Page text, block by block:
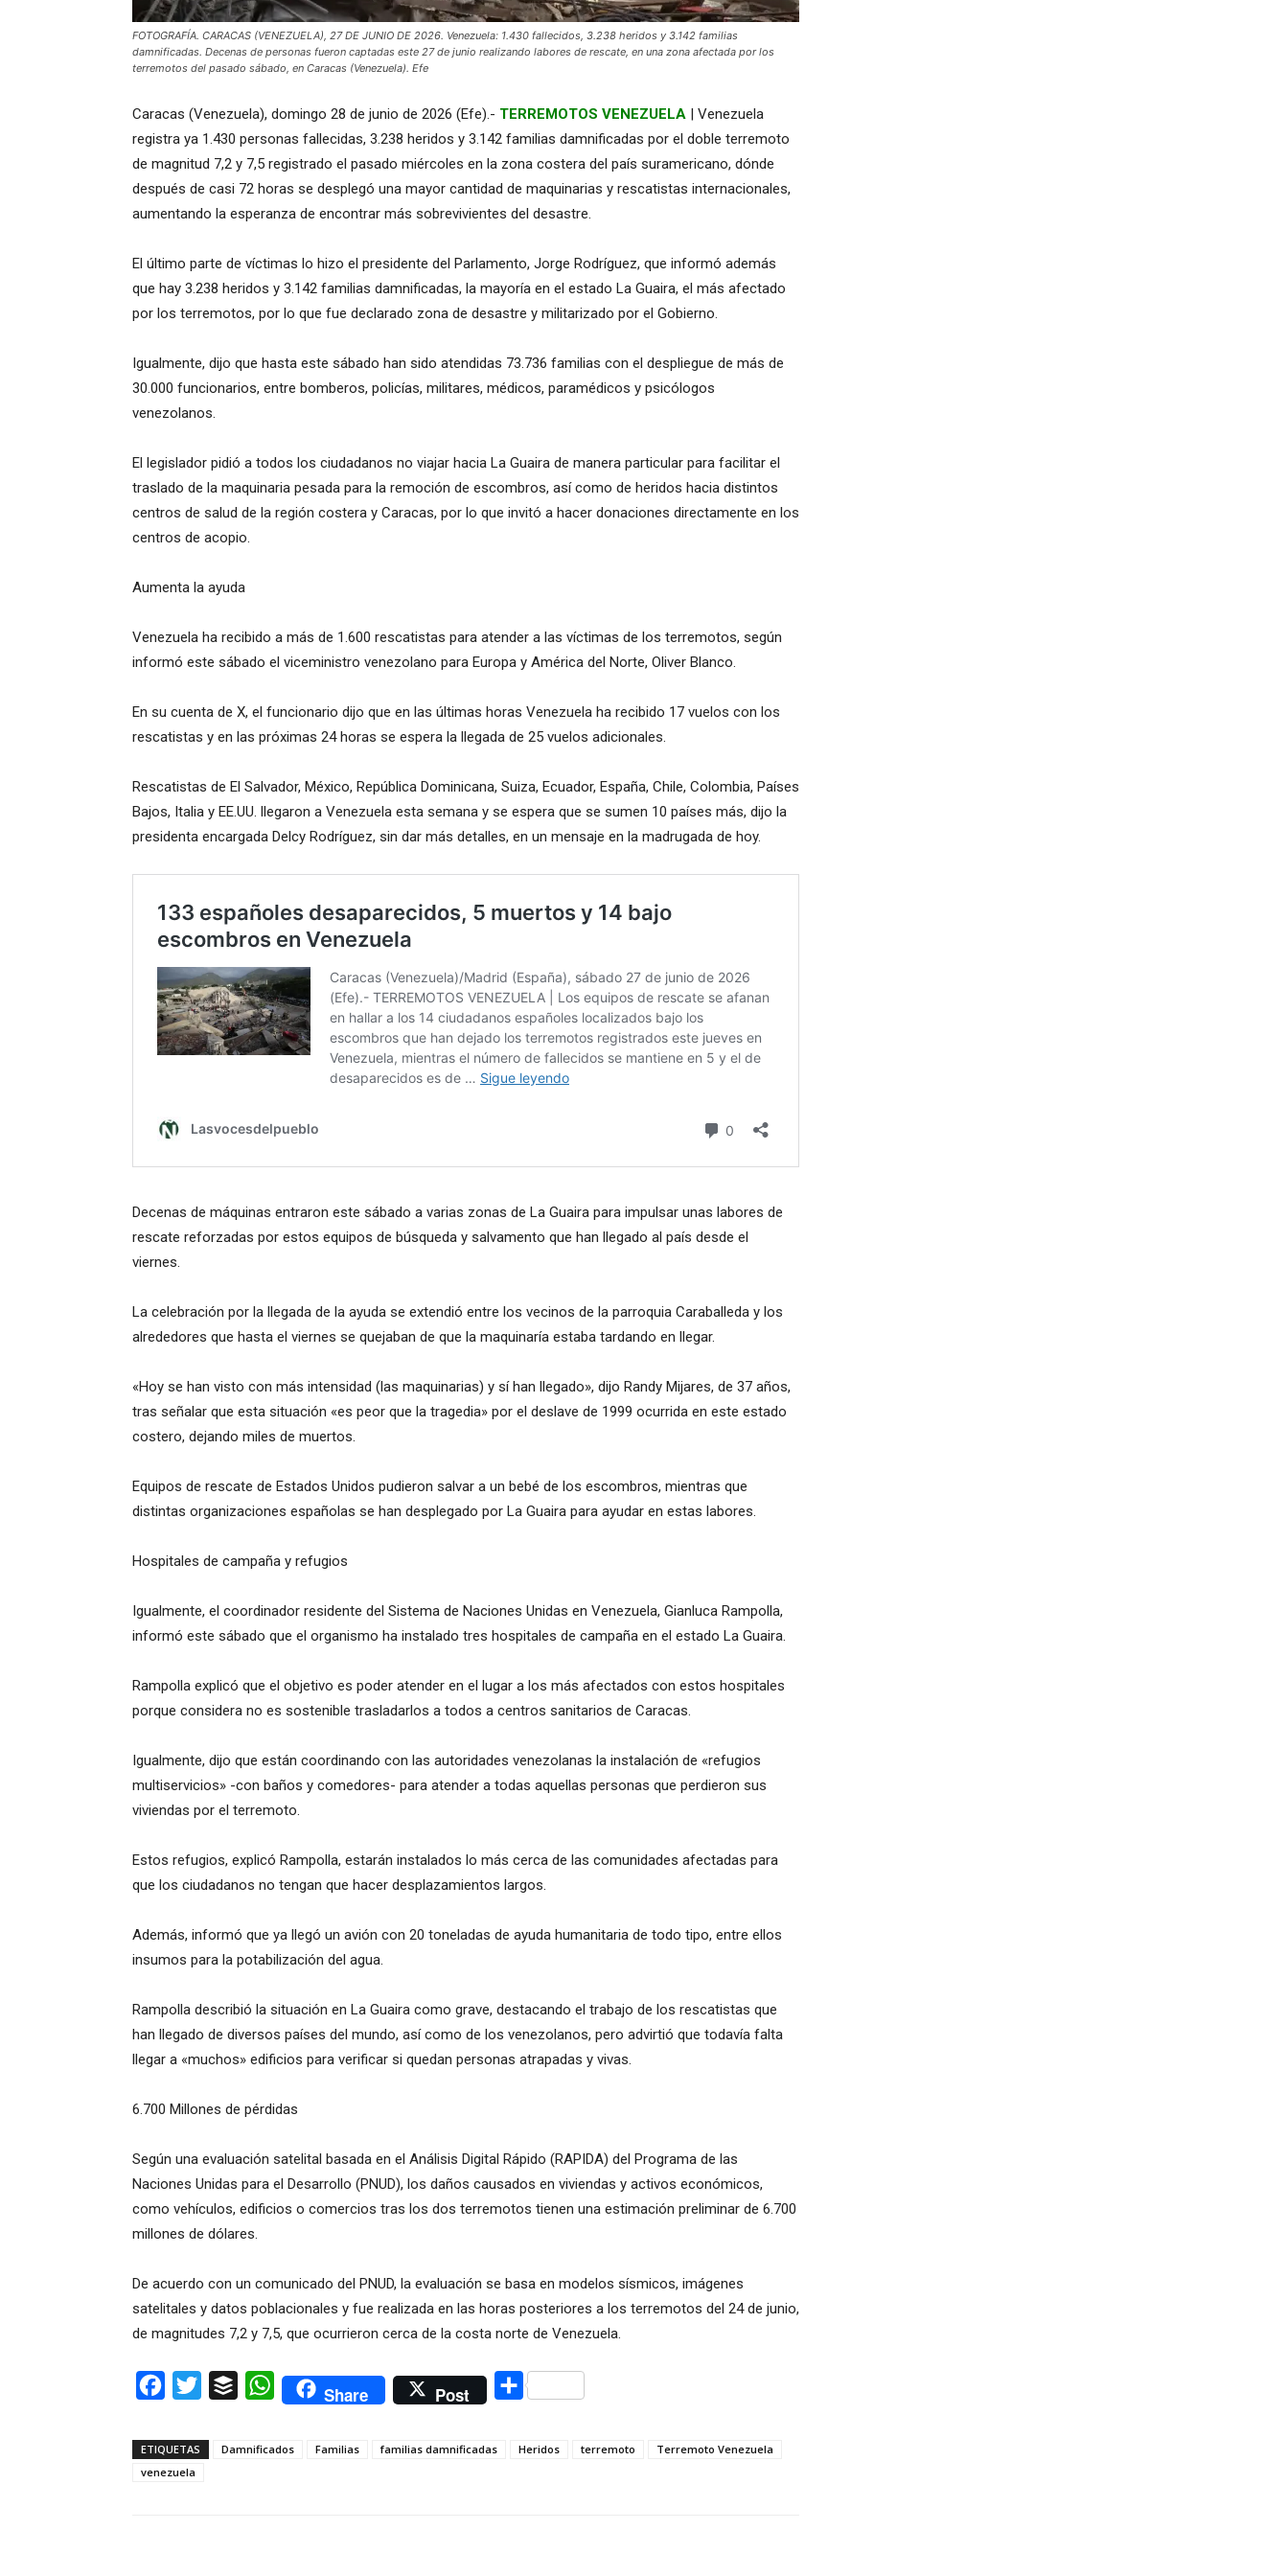
FOTOGRAFÍA. CARACAS (VENEZUELA), 27 DE JUNIO DE 2026. Venezuela: 1.430 fallecidos, 3.238 heridos y 3.142 familias
damnificadas. Decenas de personas fueron captadas este 27 de junio realizando labores de rescate, en una zona afectada por los
terremotos del pasado sábado, en Caracas (Venezuela). Efe
Caracas (Venezuela), domingo 28 de junio de 2026 (Efe).- TERREMOTOS VENEZUELA | Venezuela
registra ya 1.430 personas fallecidas, 3.238 heridos y 3.142 familias damnificadas por el doble terremoto
de magnitud 7,2 y 7,5 registrado el pasado miércoles en la zona costera del país suramericano, dónde
después de casi 72 horas se desplegó una mayor cantidad de maquinarias y rescatistas internacionales,
aumentando la esperanza de encontrar más sobrevivientes del desastre.
El último parte de víctimas lo hizo el presidente del Parlamento, Jorge Rodríguez, que informó además
que hay 3.238 heridos y 3.142 familias damnificadas, la mayoría en el estado La Guaira, el más afectado
por los terremotos, por lo que fue declarado zona de desastre y militarizado por el Gobierno.
Igualmente, dijo que hasta este sábado han sido atendidas 73.736 familias con el despliegue de más de
30.000 funcionarios, entre bomberos, policías, militares, médicos, paramédicos y psicólogos
venezolanos.
El legislador pidió a todos los ciudadanos no viajar hacia La Guaira de manera particular para facilitar el
traslado de la maquinaria pesada para la remoción de escombros, así como de heridos hacia distintos
centros de salud de la región costera y Caracas, por lo que invitó a hacer donaciones directamente en los
centros de acopio.
Aumenta la ayuda
Venezuela ha recibido a más de 1.600 rescatistas para atender a las víctimas de los terremotos, según
informó este sábado el viceministro venezolano para Europa y América del Norte, Oliver Blanco.
En su cuenta de X, el funcionario dijo que en las últimas horas Venezuela ha recibido 17 vuelos con los
rescatistas y en las próximas 24 horas se espera la llegada de 25 vuelos adicionales.
Rescatistas de El Salvador, México, República Dominicana, Suiza, Ecuador, España, Chile, Colombia, Países
Bajos, Italia y EE.UU. llegaron a Venezuela esta semana y se espera que se sumen 10 países más, dijo la
presidenta encargada Delcy Rodríguez, sin dar más detalles, en un mensaje en la madrugada de hoy.
Decenas de máquinas entraron este sábado a varias zonas de La Guaira para impulsar unas labores de
rescate reforzadas por estos equipos de búsqueda y salvamento que han llegado al país desde el
viernes.
La celebración por la llegada de la ayuda se extendió entre los vecinos de la parroquia Caraballeda y los
alrededores que hasta el viernes se quejaban de que la maquinaría estaba tardando en llegar.
«Hoy se han visto con más intensidad (las maquinarias) y sí han llegado», dijo Randy Mijares, de 37 años,
tras señalar que esta situación «es peor que la tragedia» por el deslave de 1999 ocurrida en este estado
costero, dejando miles de muertos.
Equipos de rescate de Estados Unidos pudieron salvar a un bebé de los escombros, mientras que
distintas organizaciones españolas se han desplegado por La Guaira para ayudar en estas labores.
Hospitales de campaña y refugios
Igualmente, el coordinador residente del Sistema de Naciones Unidas en Venezuela, Gianluca Rampolla,
informó este sábado que el organismo ha instalado tres hospitales de campaña en el estado La Guaira.
Rampolla explicó que el objetivo es poder atender en el lugar a los más afectados con estos hospitales
porque considera no es sostenible trasladarlos a todos a centros sanitarios de Caracas.
Igualmente, dijo que están coordinando con las autoridades venezolanas la instalación de «refugios
multiservicios» -con baños y comedores- para atender a todas aquellas personas que perdieron sus
viviendas por el terremoto.
Estos refugios, explicó Rampolla, estarán instalados lo más cerca de las comunidades afectadas para
que los ciudadanos no tengan que hacer desplazamientos largos.
Además, informó que ya llegó un avión con 20 toneladas de ayuda humanitaria de todo tipo, entre ellos
insumos para la potabilización del agua.
Rampolla describió la situación en La Guaira como grave, destacando el trabajo de los rescatistas que
han llegado de diversos países del mundo, así como de los venezolanos, pero advirtió que todavía falta
llegar a «muchos» edificios para verificar si quedan personas atrapadas y vivas.
6.700 Millones de pérdidas
Según una evaluación satelital basada en el Análisis Digital Rápido (RAPIDA) del Programa de las
Naciones Unidas para el Desarrollo (PNUD), los daños causados en viviendas y activos económicos,
como vehículos, edificios o comercios tras los dos terremotos tienen una estimación preliminar de 6.700
millones de dólares.
De acuerdo con un comunicado del PNUD, la evaluación se basa en modelos sísmicos, imágenes
satelitales y datos poblacionales y fue realizada en las horas posteriores a los terremotos del 24 de junio,
de magnitudes 7,2 y 7,5, que ocurrieron cerca de la costa norte de Venezuela.
Facebook
Twitter Buffer WhatsAppShare Post Compartir
ETIQUETAS Damnificados Familias familias damnificadas Heridos terremoto
Terremoto Venezuela
venezuela